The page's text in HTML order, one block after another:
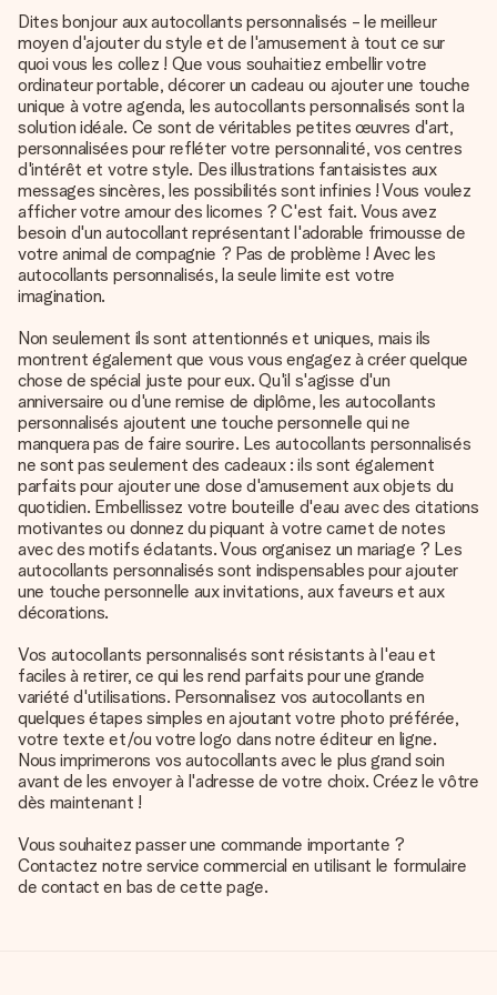
Dites bonjour aux autocollants personnalisés - le meilleur
moyen d'ajouter du style et de l'amusement à tout ce sur
quoi vous les collez ! Que vous souhaitiez embellir votre
ordinateur portable, décorer un cadeau ou ajouter une touche
unique à votre agenda, les autocollants personnalisés sont la
solution idéale. Ce sont de véritables petites œuvres d'art,
personnalisées pour refléter votre personnalité, vos centres
d'intérêt et votre style. Des illustrations fantaisistes aux
messages sincères, les possibilités sont infinies ! Vous voulez
afficher votre amour des licornes ? C'est fait. Vous avez
besoin d'un autocollant représentant l'adorable frimousse de
votre animal de compagnie ? Pas de problème ! Avec les
autocollants personnalisés, la seule limite est votre
imagination.
Non seulement ils sont attentionnés et uniques, mais ils
montrent également que vous vous engagez à créer quelque
chose de spécial juste pour eux. Qu'il s'agisse d'un
anniversaire ou d'une remise de diplôme, les autocollants
personnalisés ajoutent une touche personnelle qui ne
manquera pas de faire sourire. Les autocollants personnalisés
ne sont pas seulement des cadeaux : ils sont également
parfaits pour ajouter une dose d'amusement aux objets du
quotidien. Embellissez votre bouteille d'eau avec des citations
motivantes ou donnez du piquant à votre carnet de notes
avec des motifs éclatants. Vous organisez un mariage ? Les
autocollants personnalisés sont indispensables pour ajouter
une touche personnelle aux invitations, aux faveurs et aux
décorations.
Vos autocollants personnalisés sont résistants à l'eau et
faciles à retirer, ce qui les rend parfaits pour une grande
variété d'utilisations. Personnalisez vos autocollants en
quelques étapes simples en ajoutant votre photo préférée,
votre texte et/ou votre logo dans notre éditeur en ligne.
Nous imprimerons vos autocollants avec le plus grand soin
avant de les envoyer à l'adresse de votre choix. Créez le vôtre
dès maintenant !
Vous souhaitez passer une commande importante ?
Contactez notre service commercial en utilisant le formulaire
de contact en bas de cette page.